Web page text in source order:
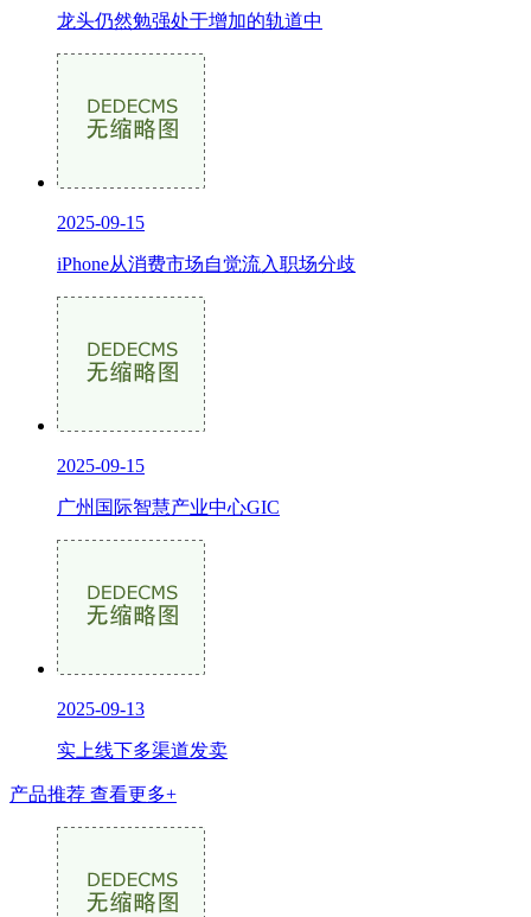
龙头仍然勉强处于增加的轨道中
2025-09-15
iPhone从消费市场自觉流入职场分歧
2025-09-15
广州国际智慧产业中心GIC
2025-09-13
实上线下多渠道发卖
产品推荐 查看更多+